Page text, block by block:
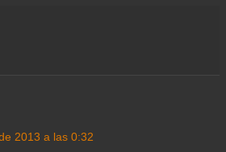
2013 a las 0:32